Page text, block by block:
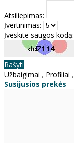
Atsiliepimas:
Įvertinimas:
Įveskite saugos kodą:
Rašyti
Užbaigimai , Profiliai ,
Susijusios prekės